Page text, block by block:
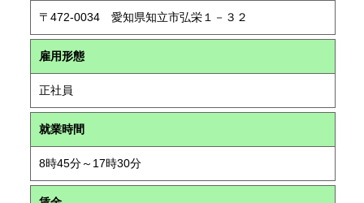
〒472-0034 愛知県知立市弘栄１－３２
雇用形態
正社員
就業時間
8時45分～17時30分